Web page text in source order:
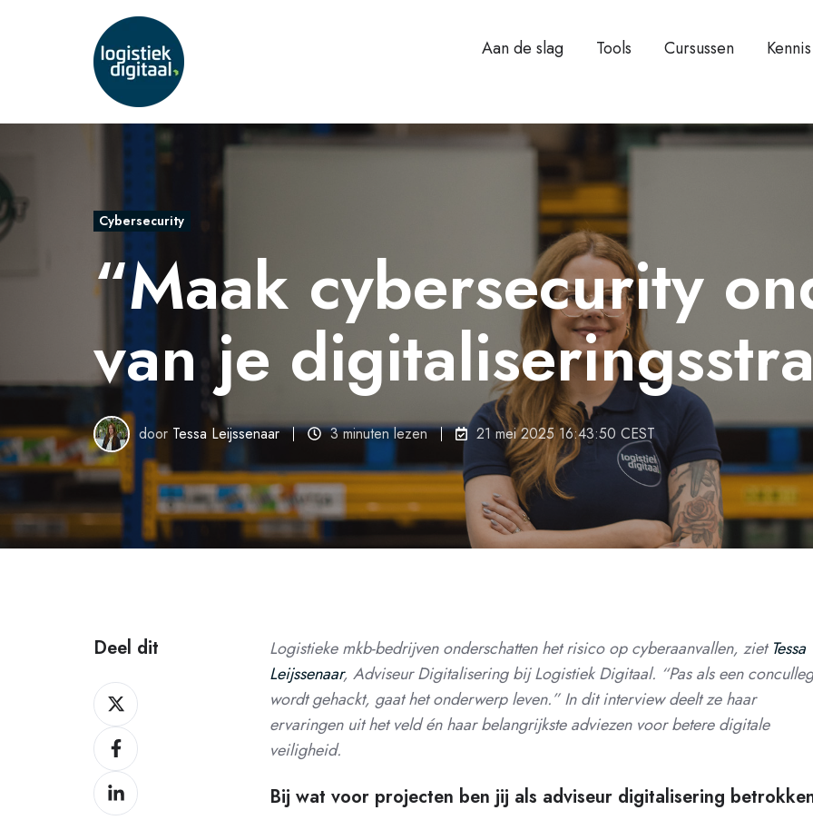
Aan de slag Tools Cursussen Kennis
Cybersecurity
“Maak cybersecurity
van je
door Tessa Leijssenaar 3 minuten lezen 21 mei 2025 16:43:50 CEST
Logistieke mkb-bedrijven onderschatten het risico op cyberaanvallen, ziet Tessa
Leijssenaar, Adviseur Digitalisering bij Logistiek Digitaal. “Pas als een
wordt gehackt, gaat het onderwerp leven.” In dit interview deelt ze haar
ervaringen uit het veld én haar belangrijkste adviezen voor betere digitale
veiligheid.
Bij wat voor projecten ben jij als adviseur digitalisering
Deel dit
Deel
dit
op
X
Deel
dit
op
Facebook
Deel
dit